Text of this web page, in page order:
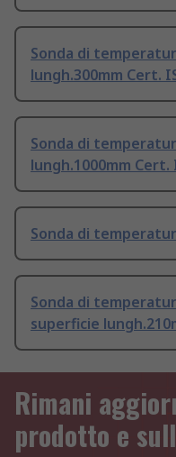
Sonda di
lungh.300mm Cert.
Sonda di
lungh.1000mm Cert.
Sonda di
Sonda di
superficie
Rimani
prodotto e